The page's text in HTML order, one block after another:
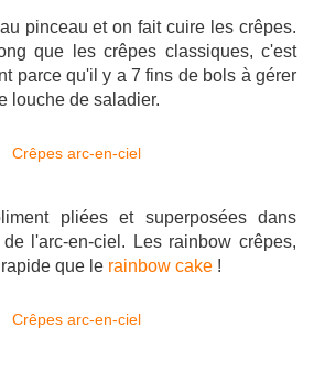
pinceau et on fait cuire les crêpes.
que les crêpes classiques, c'est
parce qu'il y a 7 fins de bols à gérer
louche de saladier.
pliées et superposées dans
l'arc-en-ciel. Les rainbow crêpes,
que le rainbow cake !